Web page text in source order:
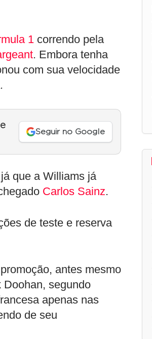
1 correndo pela
. Embora tenha
com sua velocidade
Seguir no Google
que a Williams já
Carlos Sainz.
de teste e reserva
antes mesmo
segundo
apenas nas
de seu